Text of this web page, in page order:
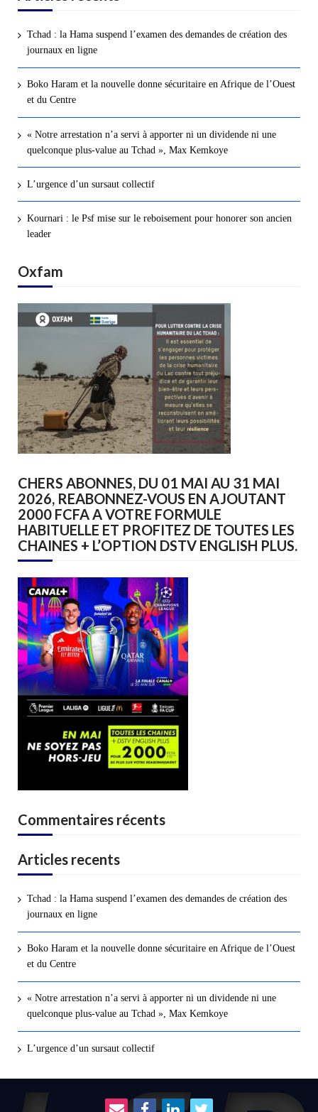
Tchad : la Hama suspend l’examen des demandes de création des
journaux en ligne
Boko Haram et la nouvelle donne sécuritaire en Afrique de l’Ouest
et du Centre
« Notre arrestation n’a servi à apporter ni un dividende ni une
quelconque plus-value au Tchad », Max Kemkoye
L’urgence d’un sursaut collectif
Kournari : le Psf mise sur le reboisement pour honorer son ancien
leader
Oxfam
CHERS ABONNES, DU 01 MAI AU 31 MAI
2026, REABONNEZ-VOUS EN AJOUTANT
2000 FCFA A VOTRE FORMULE
HABITUELLE ET PROFITEZ DE TOUTES LES
CHAINES + L’OPTION DSTV ENGLISH PLUS.
Commentaires récents
Articles recents
Tchad : la Hama suspend l’examen des demandes de création des
journaux en ligne
Boko Haram et la nouvelle donne sécuritaire en Afrique de l’Ouest
et du Centre
« Notre arrestation n’a servi à apporter ni un dividende ni une
quelconque plus-value au Tchad », Max Kemkoye
L’urgence d’un sursaut collectif